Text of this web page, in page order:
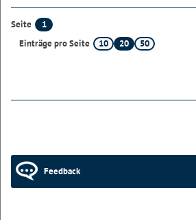
Seite
1
Einträge pro Seite
10 20 50
Feedback